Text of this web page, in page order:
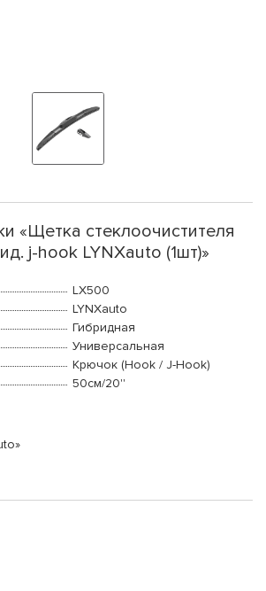
«Щетка стеклоочистителя
j-hook LYNXauto (1шт)»
LX500
LYNXauto
Гибридная
Универсальная
Крючок (Hook / J-Hook)
50см/20''